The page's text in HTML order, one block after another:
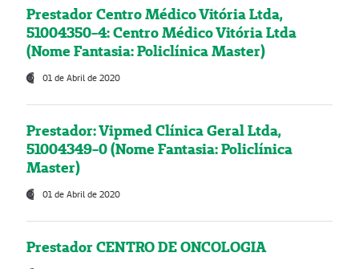
Prestador Centro Médico Vitória Ltda,
51004350-4: Centro Médico Vitória Ltda
(Nome Fantasia: Policlínica Master)
01 de Abril de 2020
Prestador: Vipmed Clínica Geral Ltda,
51004349-0 (Nome Fantasia: Policlínica
Master)
01 de Abril de 2020
Prestador CENTRO DE ONCOLOGIA